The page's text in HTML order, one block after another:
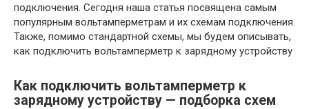
подключения. Сегодня наша статья посвящена самым
популярным вольтамперметрам и их схемам подключения.
Также, помимо стандартной схемы, мы будем описывать,
как подключить вольтамперметр к зарядному устройству
Как подключить вольтамперметр к
зарядному устройству — подборка схем